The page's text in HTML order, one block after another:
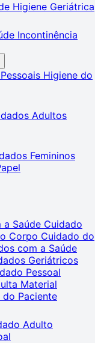
Higiene Geriátrica
Incontinência
Higiene do
Adultos
Femininos
a Saúde Cuidado
Corpo Cuidado do
com a Saúde
Geriátricos
Pessoal
Material
Paciente
Adulto